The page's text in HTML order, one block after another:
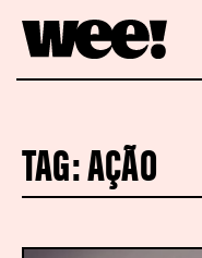
TAG:AÇÃO